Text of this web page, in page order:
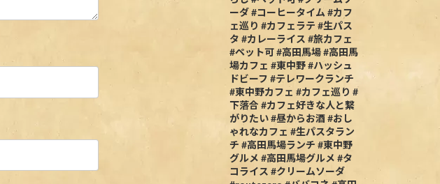
ーダ #コーヒータイム #カフ
ェ巡り #カフェラテ #生パス
タ #カレーライス #旅カフェ
#ペット可 #高田馬場 #高田馬
場カフェ #東中野 #ハッシュ
ドビーフ #テレワークランチ
#東中野カフェ #カフェ巡り #
下落合 #カフェ好きな人と繋
がりたい #昼からお酒 #おし
ゃれなカフェ #生パスタラン
チ #高田馬場ランチ #東中野
グルメ #高田馬場グルメ #タ
コライス #クリームソーダ